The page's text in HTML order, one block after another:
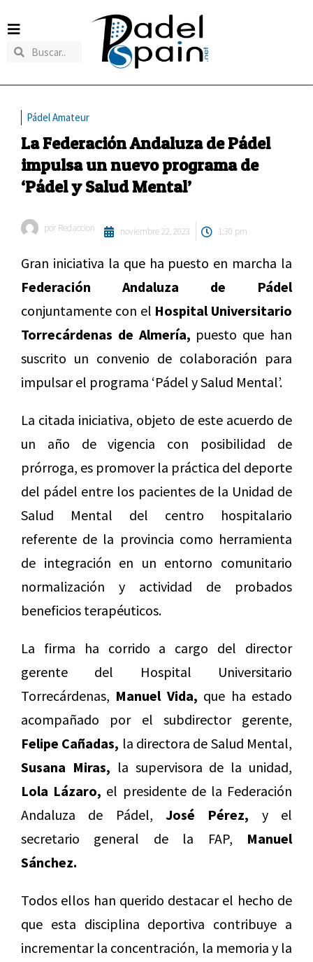
Pádel Amateur
La Federación Andaluza de Pádel
impulsa un nuevo programa de
‘Pádel y Salud Mental’
por Redaccion noviembre 22, 2023 1:30 pm
Gran iniciativa la que ha puesto en marcha la
Federación Andaluza de Pádel
conjuntamente con el Hospital Universitario
Torrecárdenas de Almería, puesto que han
suscrito un convenio de colaboración para
impulsar el programa ‘Pádel y Salud Mental’.
La citada iniciativa, objeto de este acuerdo de
un año de vigencia con posibilidad de
prórroga, es promover la práctica del deporte
del pádel entre los pacientes de la Unidad de
Salud Mental del centro hospitalario
referente de la provincia como herramienta
de integración en un entorno comunitario
normalización y actividad de probados
beneficios terapéuticos.
La firma ha corrido a cargo del director
gerente del Hospital Universitario
Torrecárdenas, Manuel Vida, que ha estado
acompañado por el subdirector gerente,
Felipe Cañadas, la directora de Salud Mental,
Susana Miras, la supervisora de la unidad,
Lola Lázaro, el presidente de la Federación
Andaluza de Pádel, José Pérez, y el
secretario general de la FAP, Manuel
Sánchez.
Todos ellos han querido destacar el hecho de
que esta disciplina deportiva contribuye a
incrementar la concentración, la memoria y la